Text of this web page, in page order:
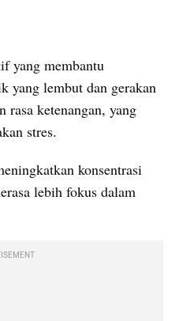
yang membantu
yang lembut dan gerakan
rasa ketenangan, yang
stres.
konsentrasi
lebih fokus dalam